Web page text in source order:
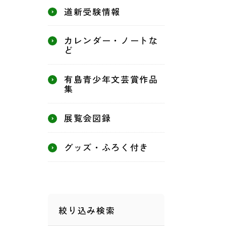
道新受験情報
カレンダー・ノートな
ど
有島青少年文芸賞作品
集
展覧会図録
グッズ・ふろく付き
絞り込み検索